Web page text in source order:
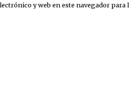
y web en este navegador para